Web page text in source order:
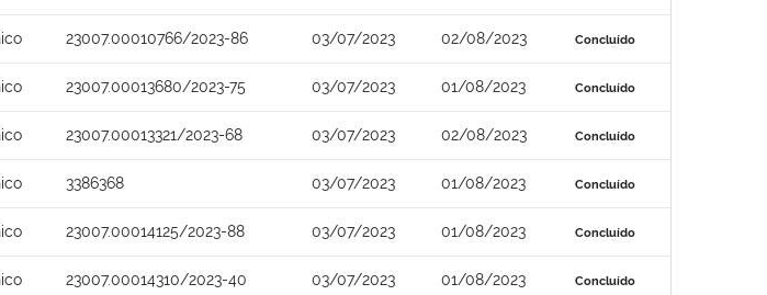
23007.00010766/2023-86 03/07/2023 02/08/2023 Concluído
23007.00013680/2023-75 03/07/2023 01/08/2023 Concluído
23007.00013321/2023-68 03/07/2023 02/08/2023 Concluído
3386368 03/07/2023 01/08/2023 Concluído
23007.00014125/2023-88 03/07/2023 01/08/2023 Concluído
23007.00014310/2023-40 03/07/2023 01/08/2023 Concluído